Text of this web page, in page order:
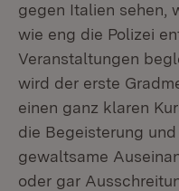
gegen Italien sehen,
wie eng die Polizei
Veranstaltungen
wird der erste
einen ganz klaren
die Begeisterung
gewaltsame
oder gar